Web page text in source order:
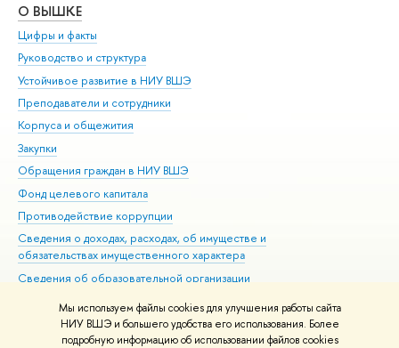
Мы используем файлы cookies для улучшения работы сайта
НИУ ВШЭ и большего удобства его использования. Более
подробную информацию об использовании файлов cookies
О ВЫШКЕ
Цифры и факты
Руководство и структура
Устойчивое развитие в НИУ ВШЭ
Преподаватели и сотрудники
Корпуса и общежития
Закупки
Обращения граждан в НИУ ВШЭ
Фонд целевого капитала
Противодействие коррупции
Сведения о доходах, расходах, об имуществе и
обязательствах имущественного характера
Сведения об образовательной организации
Людям с ограниченными возможностями здоровья
Единая платежная страница